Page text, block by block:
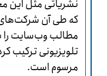
نشریاتی مثل این
که طی آن شرکت‌های
مطالب وب‌سایت را
تلویزیونی ترکیب
مرسوم است.